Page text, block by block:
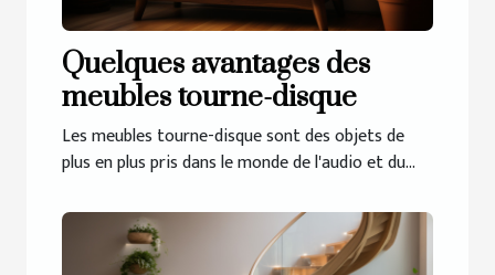
Quelques avantages des
meubles tourne-disque
Les meubles tourne-disque sont des objets de
plus en plus pris dans le monde de l'audio et du...